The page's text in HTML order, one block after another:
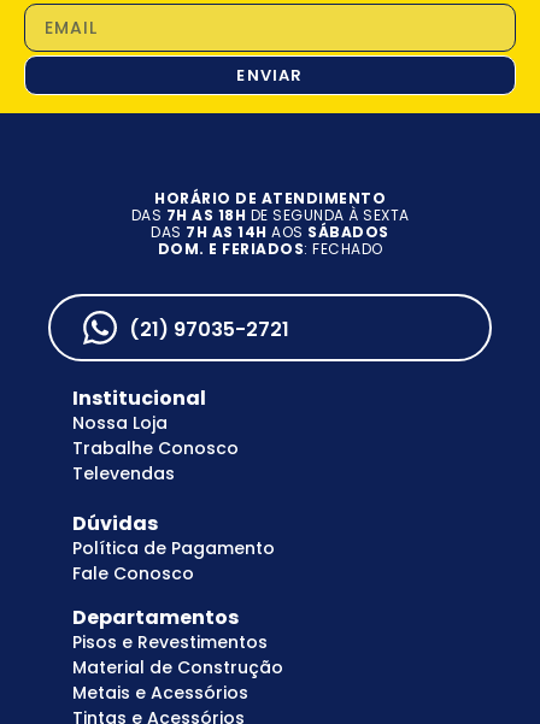
ENVIAR
HORÁRIO DE ATENDIMENTO
DAS 7H AS 18H DE SEGUNDA À SEXTA
DAS 7H AS 14H AOS SÁBADOS
DOM. E FERIADOS: FECHADO
(21) 97035-2721
Institucional
Nossa Loja
Trabalhe Conosco
Televendas
Dúvidas
Política de Pagamento
Fale Conosco
Departamentos
Pisos e Revestimentos
Material de Construção
Metais e Acessórios
Tintas e Acessórios